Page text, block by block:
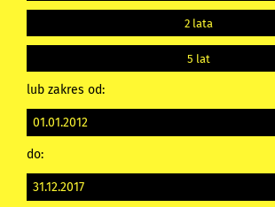
2 lata
5 lat
lub zakres od:
do: